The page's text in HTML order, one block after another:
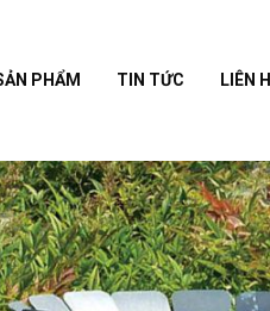
PHẨM TIN TỨC LIÊN